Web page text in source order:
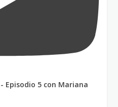
Episodio 5 con Mariana